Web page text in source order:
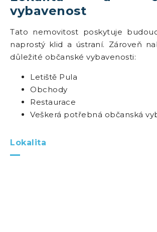
vybavenost
Tato nemovitost poskytuje
naprostý klid a ústraní. Zároveň
důležité občanské vybavenosti:
Letiště Pula
Obchody
Restaurace
Veškerá potřebná občanská
Lokalita